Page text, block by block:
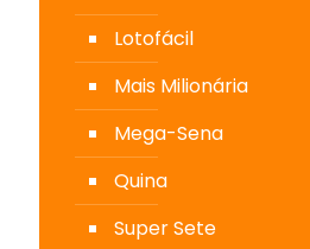
Lotofácil
Mais Milionária
Mega-Sena
Quina
Super Sete